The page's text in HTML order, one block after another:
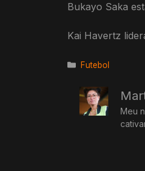
Bukayo Saka
Kai Havertz
Categorias
Futebol
Meu